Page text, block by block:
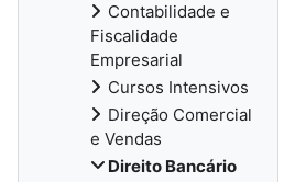
Contabilidade e
Fiscalidade
Empresarial
Cursos Intensivos
Direção Comercial
e Vendas
Direito Bancário